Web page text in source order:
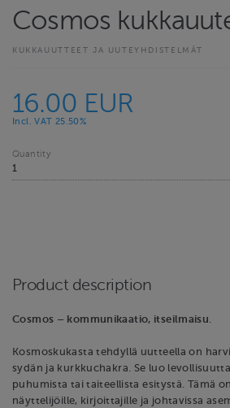
Cosmos
KUKKAUUTTEET JA UUTEYHDISTELMÄT
16.00 EUR
Incl. VAT 25.50%
Quantity
Product description
Cosmos – kommunikaatio, itseilmaisu.
Kosmoskukasta tehdyllä uutteella on
sydän­ ja kurk­kuchakra. Se luo
puhumista tai taiteellista esitystä. Tämä
näyttelijöille, kirjoittajille ja johtavissa